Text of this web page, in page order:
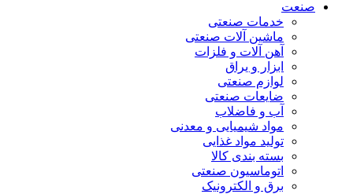
صنعت
خدمات صنعتی
ماشین آلات صنعتی
آهن آلات و فلزات
ابزار و یراق
لوازم صنعتی
ضایعات صنعتی
آب و فاضلاب
مواد شیمیایی و معدنی
تولید مواد غذایی
بسته بندی کالا
اتوماسیون صنعتی
برق و الکترونیک